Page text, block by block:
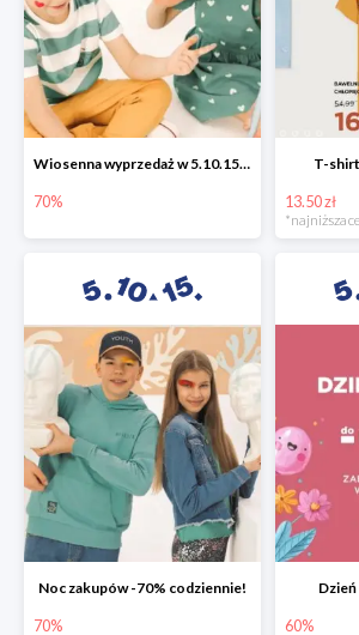
Wiosenna wyprzedaż w 5.10.15 -70%
70%
T-
13.50 zł
Noc zakupów -70% codziennie!
70% 60%